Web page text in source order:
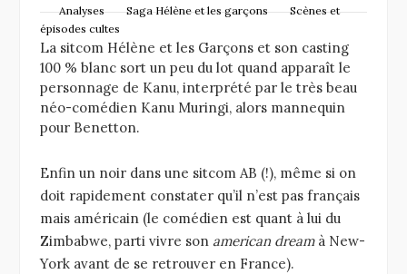
Analyses
Saga Hélène et les garçons
Scènes et
épisodes cultes
La sitcom Hélène et les Garçons et son casting
100 % blanc sort un peu du lot quand apparaît le
personnage de Kanu, interprété par le très beau
néo-comédien Kanu Muringi, alors mannequin
pour Benetton.
Enfin un noir dans une sitcom AB (!), même si on
doit rapidement constater qu’il n’est pas français
mais américain (le comédien est quant à lui du
Zimbabwe, parti vivre son american dreamà New-
York avant de se retrouver en France).